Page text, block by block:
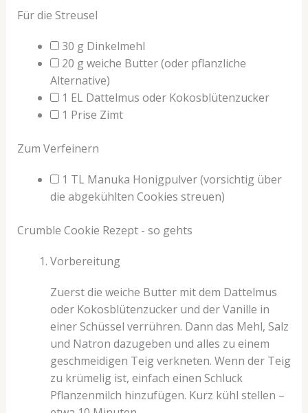
Für die Streusel
30 gDinkelmehl
20 gweiche Butter(oder pflanzliche
Alternative)
1 EL Dattelmus oder Kokosblütenzucker
1 Prise Zimt
Zum Verfeinern
1 TL Manuka Honigpulver(vorsichtig über
die abgekühlten Cookies streuen)
Crumble Cookie Rezept - so gehts
Vorbereitung
Zuerst die weiche Butter mit dem Dattelmus
oder Kokosblütenzucker und der Vanille in
einer Schüssel verrühren. Dann das Mehl, Salz
und Natron dazugeben und alles zu einem
geschmeidigen Teig verkneten. Wenn der Teig
zu krümelig ist, einfach einen Schluck
Pflanzenmilch hinzufügen. Kurz kühl stellen –